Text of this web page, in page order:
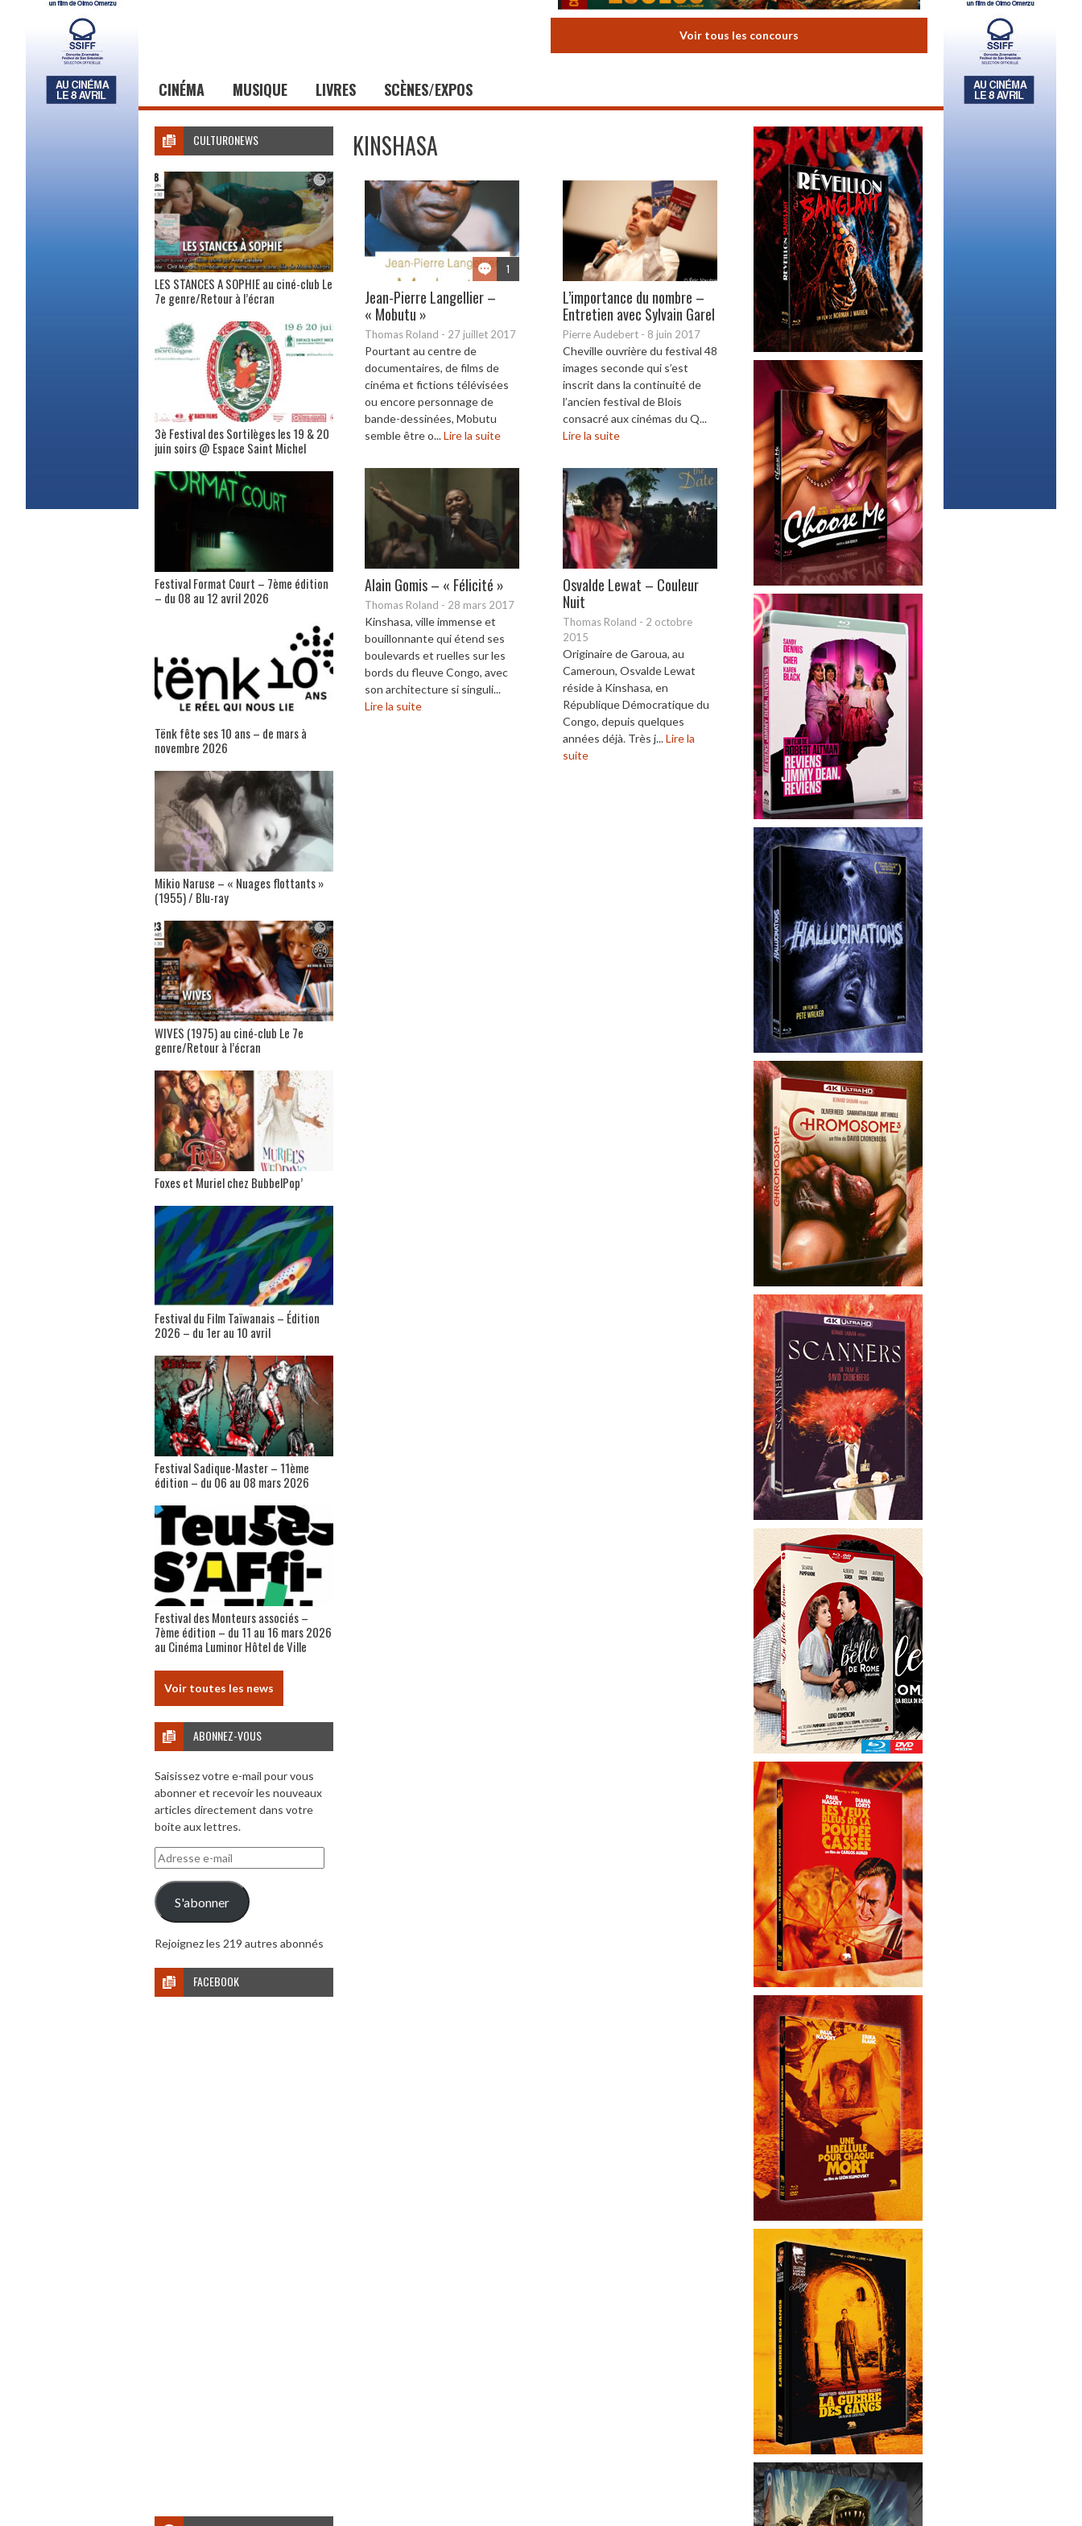
Voir tous les concours
CINÉMA MUSIQUE LIVRES SCÈNES/EXPOS
KINSHASA
1
Jean-Pierre Langellier –
« Mobutu »
Thomas Roland - 27 juillet 2017
Pourtant au centre de
documentaires, de films de
cinéma et fictions télévisées
ou encore personnage de
bande-dessinées, Mobutu
semble être o...Lire la suite
L’importance du nombre –
Entretien avec Sylvain Garel
Pierre Audebert - 8 juin 2017
Cheville ouvrière du festival 48
images seconde qui s’est
inscrit dans la continuité de
l’ancien festival de Blois
consacré aux cinémas du Q...
Lire la suite
Alain Gomis – « Félicité »
Thomas Roland - 28 mars 2017
Kinshasa, ville immense et
bouillonnante qui étend ses
boulevards et ruelles sur les
bords du fleuve Congo, avec
son architecture si singuli...
Lire la suite
Osvalde Lewat – Couleur
Nuit
Thomas Roland - 2 octobre
2015
Originaire de Garoua, au
Cameroun, Osvalde Lewat
réside à Kinshasa, en
République Démocratique du
Congo, depuis quelques
années déjà. Très j...Lire la
suite
CULTURONEWS
LES STANCES A SOPHIE au ciné-club Le
7e genre/Retour à l’écran
3è Festival des Sortilèges les 19 & 20
juin soirs @ Espace Saint Michel
Festival Format Court – 7ème édition
– du 08 au 12 avril 2026
Tënk fête ses 10 ans – de mars à
novembre 2026
Mikio Naruse – « Nuages flottants »
(1955) / Blu-ray
WIVES (1975) au ciné-club Le 7e
genre/Retour à l’écran
Foxes et Muriel chez BubbelPop’
Festival du Film Taïwanais – Édition
2026 – du 1er au 10 avril
Festival Sadique-Master – 11ème
édition – du 06 au 08 mars 2026
Festival des Monteurs associés –
7ème édition – du 11 au 16 mars 2026
au Cinéma Luminor Hôtel de Ville
Voir toutes les news
ABONNEZ-VOUS
Saisissez votre e-mail pour vous
abonner et recevoir les nouveaux
articles directement dans votre
boite aux lettres.
Adresse
e-
mail
S'abonner
Rejoignez les 219 autres abonnés
FACEBOOK